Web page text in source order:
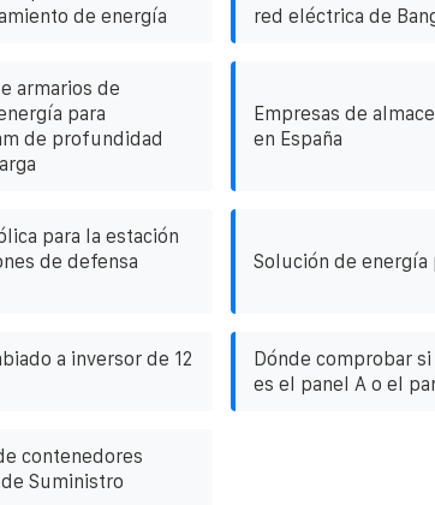
de energía
red eléctrica de
armarios de
para
de profundidad
Empresas de
en España
para la estación
de defensa
Solución de energía
a inversor de 12
Dónde comprobar
es el panel A o el
contenedores
Suministro